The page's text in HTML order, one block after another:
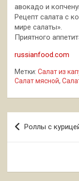
авокадо и
Рецепт салата с
мире салаты».
Приятного
russianfood.com
Метки: Салат из
Салат мясной,
Навигация
по
Роллы с